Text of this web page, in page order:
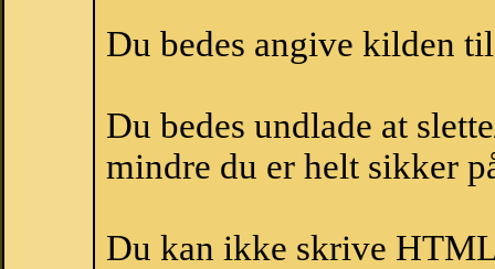
Du bedes angive kilden
Du bedes undlade at
mindre du er helt sikker
Du kan ikke skrive